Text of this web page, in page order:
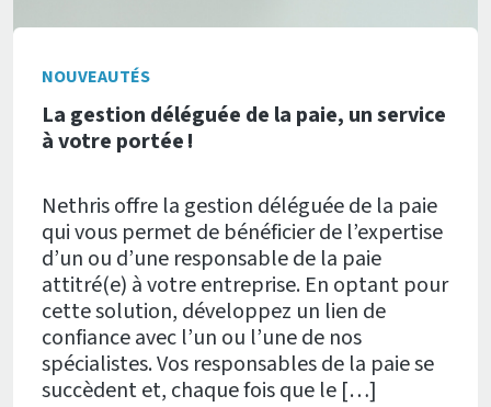
NOUVEAUTÉS
La gestion déléguée de la paie, un service
à votre portée !
Nethris offre la gestion déléguée de la paie
qui vous permet de bénéficier de l’expertise
d’un ou d’une responsable de la paie
attitré(e) à votre entreprise. En optant pour
cette solution, développez un lien de
confiance avec l’un ou l’une de nos
spécialistes. Vos responsables de la paie se
succèdent et, chaque fois que le […]